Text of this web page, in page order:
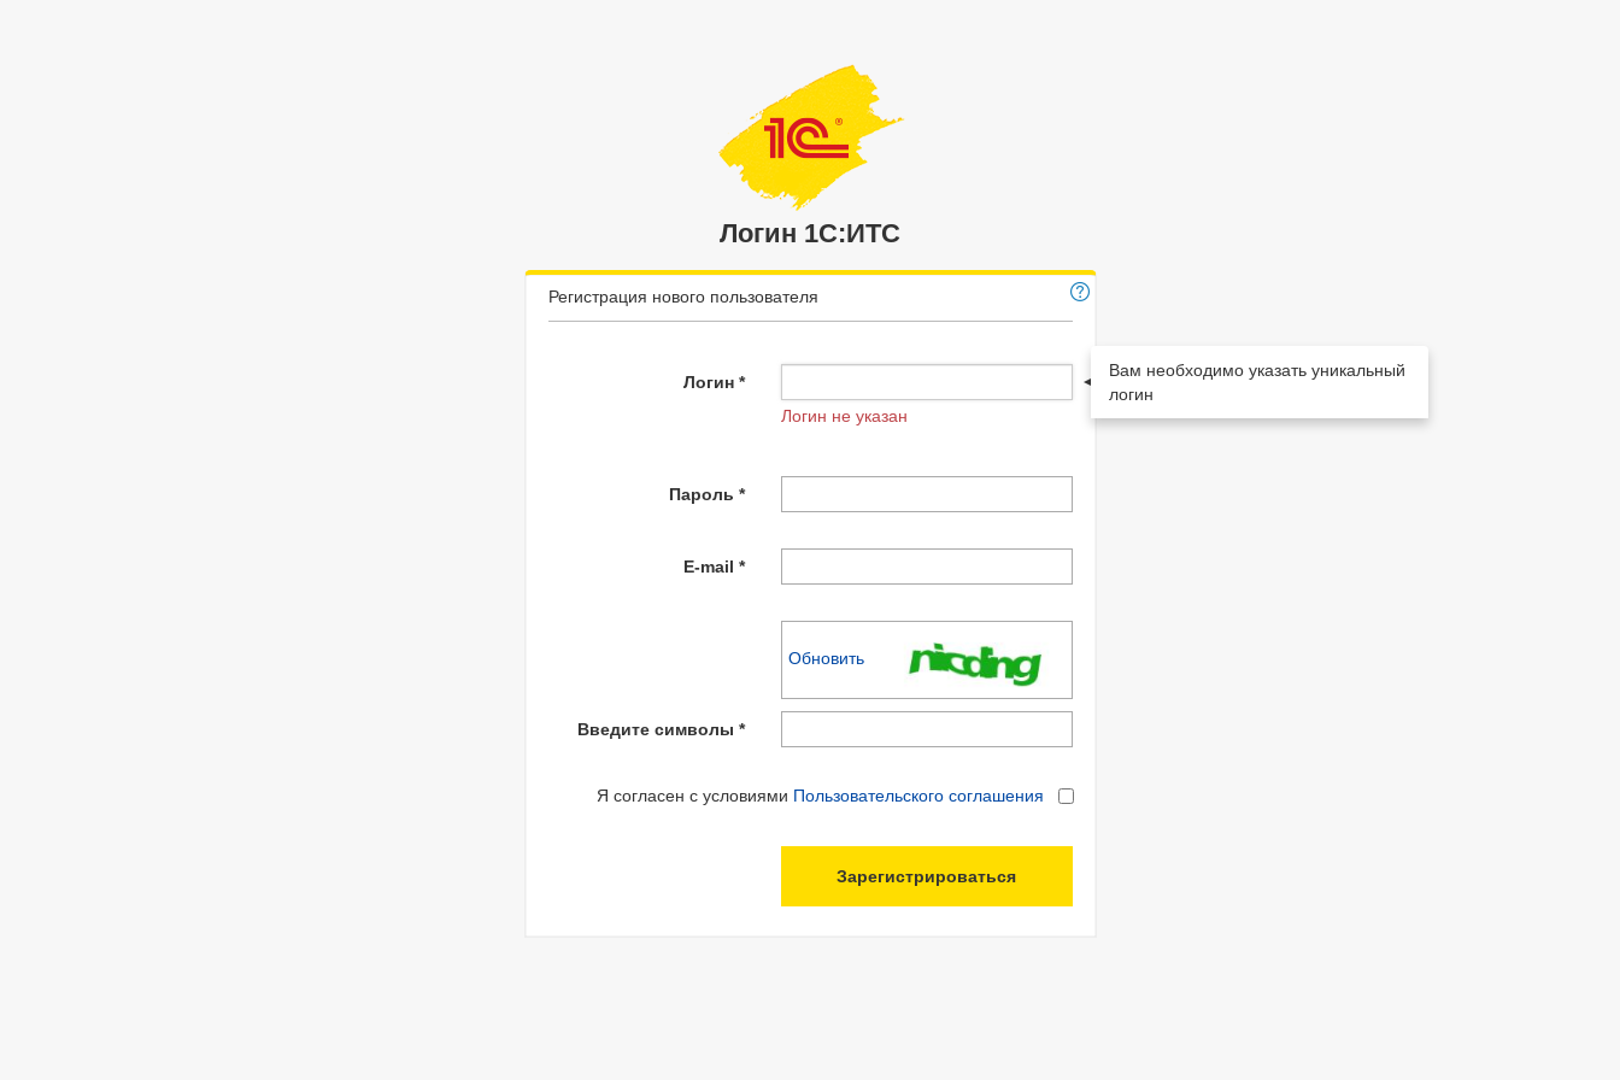
Логин 1C:ИТС
Регистрация нового пользователя
Логин *
Логин не указан
Пароль *
E-mail *
Обновить
Введите символы *
Я согласен с условиями Пользовательского соглашения
Зарегистрироваться
Вам необходимо указать уникальный
логин